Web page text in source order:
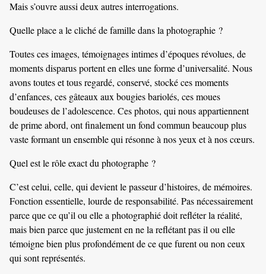
Mais s’ouvre aussi deux autres interrogations.
Quelle place a le cliché de famille dans la photographie ?
Toutes ces images, témoignages intimes d’époques révolues, de
moments disparus portent en elles une forme d’universalité. Nous
avons toutes et tous regardé, conservé, stocké ces moments
d’enfances, ces gâteaux aux bougies bariolés, ces moues
boudeuses de l’adolescence. Ces photos, qui nous appartiennent
de prime abord, ont finalement un fond commun beaucoup plus
vaste formant un ensemble qui résonne à nos yeux et à nos cœurs.
Quel est le rôle exact du photographe ?
C’est celui, celle, qui devient le passeur d’histoires, de mémoires.
Fonction essentielle, lourde de responsabilité. Pas nécessairement
parce que ce qu’il ou elle a photographié doit refléter la réalité,
mais bien parce que justement en ne la reflétant pas il ou elle
témoigne bien plus profondément de ce que furent ou non ceux
qui sont représentés.